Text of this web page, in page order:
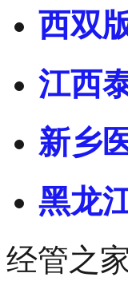
西双
江西
新乡
黑龙
经管之